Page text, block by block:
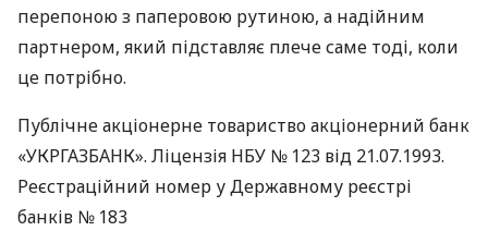
перепоною з паперовою рутиною, а надійним
партнером, який підставляє плече саме тоді, коли
це потрібно.
Публічне акціонерне товариство акціонерний банк
«УКРГАЗБАНК». Ліцензія НБУ № 123 від 21.07.1993.
Реєстраційний номер у Державному реєстрі
банків № 183